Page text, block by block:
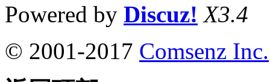
Powered by Discuz! X3.4
© 2001-2017 Comsenz Inc.